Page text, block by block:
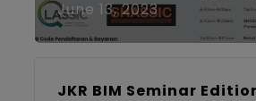
June 13, 2023
JKR BIM Seminar